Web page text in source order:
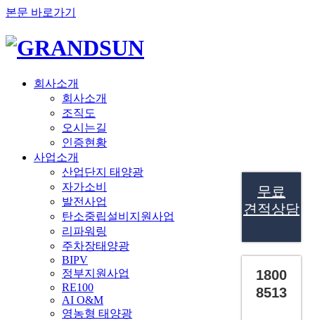
본문 바로가기
회사소개
회사소개
조직도
오시는길
인증현황
사업소개
산업단지 태양광
자가소비
발전사업
탄소중립설비지원사업
리파워링
주차장태양광
BIPV
정부지원사업
RE100
AI O&M
영농형 태양광
무료
견적상담
1800
8513